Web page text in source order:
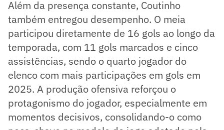
Além da presença constante, Coutinho
também entregou desempenho. O meia
participou diretamente de 16 gols ao longo da
temporada, com 11 gols marcados e cinco
assistências, sendo o quarto jogador do
elenco com mais participações em gols em
2025. A produção ofensiva reforçou o
protagonismo do jogador, especialmente em
momentos decisivos, consolidando-o como